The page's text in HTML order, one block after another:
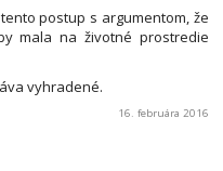
postup s argumentom, že
mala na životné prostredie
vyhradené.
16. februára 2016